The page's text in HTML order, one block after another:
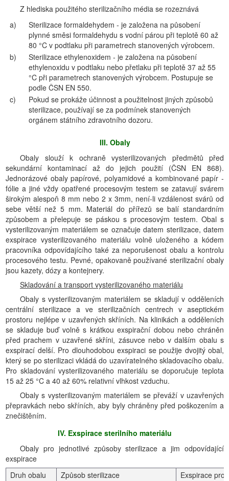
Z hlediska použitého sterilizačního média se rozeznává
a)
Sterilizace formaldehydem - je založena na působení
plynné směsi formaldehydu s vodní párou při teplotě 60 až
80 °C v podtlaku při parametrech stanovených výrobcem.
b)
Sterilizace ethylenoxidem - je založena na působení
ethylenoxidu v podtlaku nebo přetlaku při teplotě 37 až 55
°C při parametrech stanovených výrobcem. Postupuje se
podle ČSN EN 550.
c)
Pokud se prokáže účinnost a použitelnost jiných způsobů
sterilizace, používají se za podmínek stanovených
orgánem státního zdravotního dozoru.
III. Obaly
Obaly slouží k ochraně vysterilizovaných předmětů před
sekundární kontaminací až do jejich použití (ČSN EN 868).
Jednorázové obaly papírové, polyamidové a kombinované papír -
fólie a jiné vždy opatřené procesovým testem se zatavují svárem
širokým alespoň 8 mm nebo 2 x 3mm, není-li vzdálenost svárů od
sebe větší než 5 mm. Materiál do přířezů se balí standardním
způsobem a přelepuje se páskou s procesovým testem. Obal s
vysterilizovaným materiálem se označuje datem sterilizace, datem
exspirace vysterilizovaného materiálu volně uloženého a kódem
pracovníka odpovídajícího také za neporušenost obalu a kontrolu
procesového testu. Pevné, opakovaně používané sterilizační obaly
jsou kazety, dózy a kontejnery.
Skladování a transport vysterilizovaného materiálu
Obaly s vysterilizovaným materiálem se skladují v odděleních
centrální sterilizace a ve sterilizačních centrech v aseptickém
prostoru nejlépe v uzavřených skříních. Na klinikách a odděleních
se skladuje buď volně s krátkou exspirační dobou nebo chráněn
před prachem v uzavřené skříni, zásuvce nebo v dalším obalu s
exspirací delší. Pro dlouhodobou exspiraci se použije dvojitý obal,
který se po sterilizaci vkládá do uzavíratelného skladovacího obalu.
Pro skladování vysterilizovaného materiálu se doporučuje teplota
15 až 25 °C a 40 až 60% relativní vlhkost vzduchu.
Obaly s vysterilizovaným materiálem se převáží v uzavřených
přepravkách nebo skříních, aby byly chráněny před poškozením a
znečištěním.
IV. Exspirace sterilního materiálu
Obaly pro jednotlivé způsoby sterilizace a jim odpovídající
exspirace
Druh obalu
Způsob sterilizace
Exspirace pro